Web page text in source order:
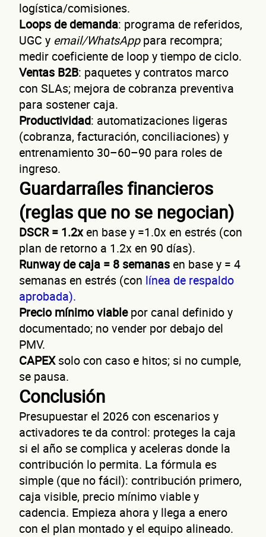
logística/comisiones.
Loops de demanda: programa de referidos,
UGC y email/WhatsApppara recompra;
medir coeficiente de loop y tiempo de ciclo.
Ventas B2B: paquetes y contratos marco
con SLAs; mejora de cobranza preventiva
para sostener caja.
Productividad: automatizaciones ligeras
(cobranza, facturación, conciliaciones) y
entrenamiento 30–60–90 para roles de
ingreso.
Guardarraíles financieros
(reglas que no se negocian)
DSCR = 1.2xen base y =1.0x en estrés (con
plan de retorno a 1.2x en 90 días).
Runway de caja = 8 semanasen base y = 4
semanas en estrés (con línea de respaldo
aprobada).
Precio mínimo viablepor canal definido y
documentado; no vender por debajo del
PMV.
CAPEXsolo con caso e hitos; si no cumple,
se pausa.
Conclusión
Presupuestar el 2026 con escenarios y
activadores te da control: proteges la caja
si el año se complica y aceleras donde la
contribución lo permita. La fórmula es
simple (que no fácil): contribución primero,
caja visible, precio mínimo viable y
cadencia. Empieza ahora y llega a enero
con el plan montado y el equipo alineado.
¿Cuánto factura tu negocio al año?
Esto nos ayuda a ofrecerte la línea de crédito correcta para tu negocio.
No te preocupes, evaluamos cada caso de forma integral.
Nombre(s)
Primer apellido
Segundo apellido
Teléfono
Correo electrónico